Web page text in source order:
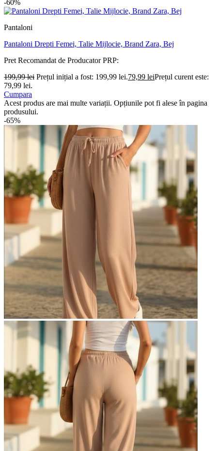
-60%
Pantaloni
Pantaloni Drepti Femei, Talie Mijlocie, Brand Zara, Bej
Pret Recomandat de ProducatorPRP:
199,99lei Prețul inițial a fost: 199,99 lei.79,99 leiPrețul curent este:
79,99 lei.
Cumpara
Acest produs are mai multe variații. Opțiunile pot fi alese în pagina
produsului.
-65%